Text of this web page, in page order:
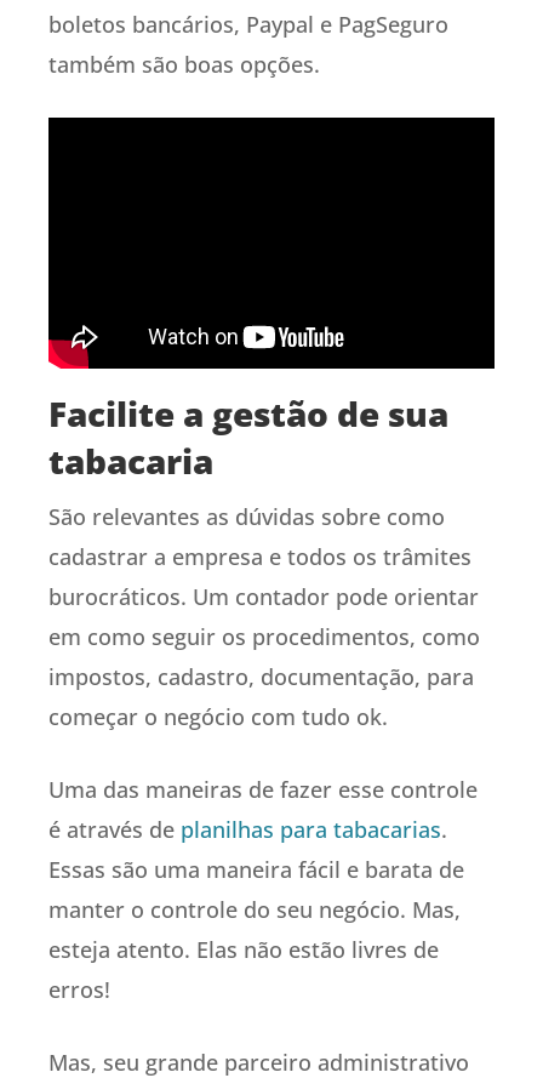
boletos bancários, Paypal e PagSeguro
também são boas opções.
Facilite a gestão de sua
tabacaria
São relevantes as dúvidas sobre como
cadastrar a empresa e todos os trâmites
burocráticos. Um contador pode orientar
em como seguir os procedimentos, como
impostos, cadastro, documentação, para
começar o negócio com tudo ok.
Uma das maneiras de fazer esse controle
é através de planilhas para tabacarias.
Essas são uma maneira fácil e barata de
manter o controle do seu negócio. Mas,
esteja atento. Elas não estão livres de
erros!
Mas, seu grande parceiro administrativo